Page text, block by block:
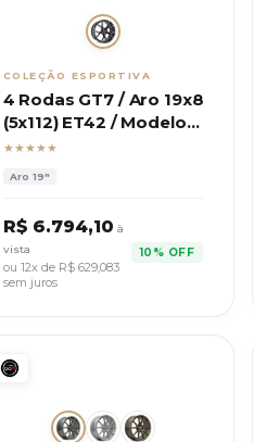
COLEÇÃO ESPORTIVA
4 Rodas GT7 / Aro 19x8
(5x112) ET42 / Modelo
IMP S3
★★★★★
Aro 19"
R$ 6.794,10 à
vista
ou 12x de R$ 629,083
sem juros
10% OFF